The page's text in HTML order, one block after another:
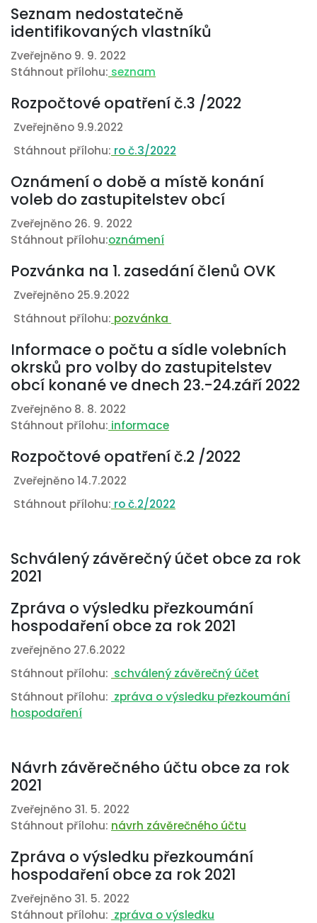
Seznam nedostatečně
identifikovaných vlastníků
Zveřejněno 9. 9. 2022
Stáhnout přílohu: seznam
Rozpočtové opatření č.3 /2022
Zveřejněno 9.9.2022
Stáhnout přílohu: ro č.3/2022
Oznámení o době a místě konání
voleb do zastupitelstev obcí
Zveřejněno 26. 9. 2022
Stáhnout přílohu:oznámení
Pozvánka na 1. zasedání členů OVK
Zveřejněno 25.9.2022
Stáhnout přílohu: pozvánka
Informace o počtu a sídle volebních
okrsků pro volby do zastupitelstev
obcí konané ve dnech 23.-24.září 2022
Zveřejněno 8. 8. 2022
Stáhnout přílohu: informace
Rozpočtové opatření č.2 /2022
Zveřejněno 14.7.2022
Stáhnout přílohu: ro č.2/2022
Schválený závěrečný účet obce za rok
2021
Zpráva o výsledku přezkoumání
hospodaření obce za rok 2021
zveřejněno 27.6.2022
Stáhnout přílohu: schválený závěrečný účet
Stáhnout přílohu: zpráva o výsledku přezkoumání
hospodaření
Návrh závěrečného účtu obce za rok
2021
Zveřejněno 31. 5. 2022
Stáhnout přílohu: návrh závěrečného účtu
Zpráva o výsledku přezkoumání
hospodaření obce za rok 2021
Zveřejněno 31. 5. 2022
Stáhnout přílohu: zpráva o výsledku